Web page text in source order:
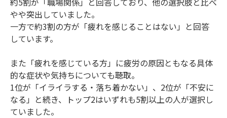
やや突出していました。
一方で約3割の方が「疲れを感じることはない」と回答
しています。
また「疲れを感じている方」に疲労の原因ともなる具体
的な症状や気持ちについても聴取。
1位が「イライラする・落ち着かない」、2位が「不安に
なる」と続き、トップ2はいずれも5割以上の人が選択し
ていました。